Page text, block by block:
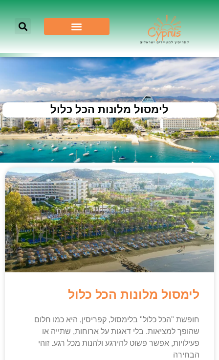
לימסול מלונות הכל כלול
לימסול מלונות הכל כלול
חופשת "הכל כלול" בלימסול, קפריסין, היא כמו חלום
שהופך למציאות. בלי דאגות על ארוחות, שתייה או
פעילויות, אפשר פשוט להירגע ולהנות מכל רגע. זוהי
הבחירה